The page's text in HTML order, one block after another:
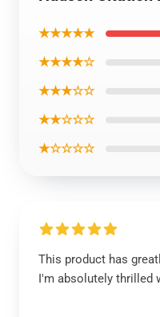
★★★★★
★★★★☆
★★★☆☆
★★☆☆☆
★☆☆☆☆
This product has
I'm absolutely thrilled